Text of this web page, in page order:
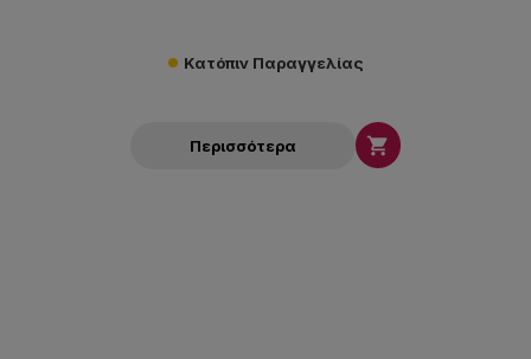
Κατόπιν Παραγγελίας
Περισσότερα 